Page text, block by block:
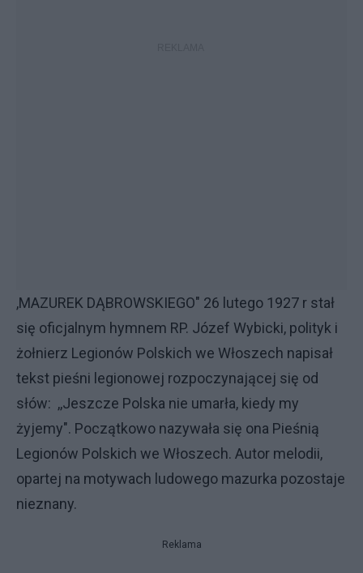
,MAZUREK DĄBROWSKIEGO" 26 lutego 1927 r stał
się oficjalnym hymnem RP. Józef Wybicki, polityk i
żołnierz Legionów Polskich we Włoszech napisał
tekst pieśni legionowej rozpoczynającej się od
słów: ,,Jeszcze Polska nie umarła, kiedy my
żyjemy". Początkowo nazywała się ona Pieśnią
Legionów Polskich we Włoszech. Autor melodii,
opartej na motywach ludowego mazurka pozostaje
nieznany.
Reklama